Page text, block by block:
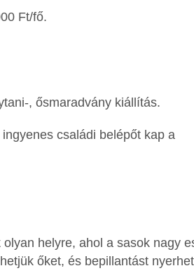
Ft/fő.
, ősmaradvány kiállítás.
családi belépőt kap a
helyre, ahol a sasok nagy
őket, és bepillantást